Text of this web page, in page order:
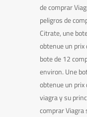
de comprar
peligros de
Citrate, une
obtenue un
bote de 12
environ. Une
obtenue un prix
viagra y su
comprar Viagra